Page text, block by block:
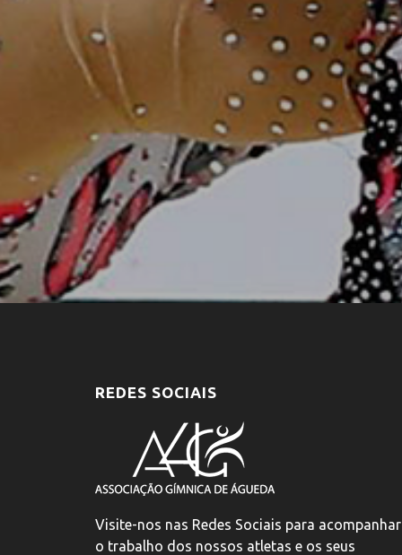
REDES SOCIAIS
Visite-nos nas Redes Sociais para acompanhar
o trabalho dos nossos atletas e os seus